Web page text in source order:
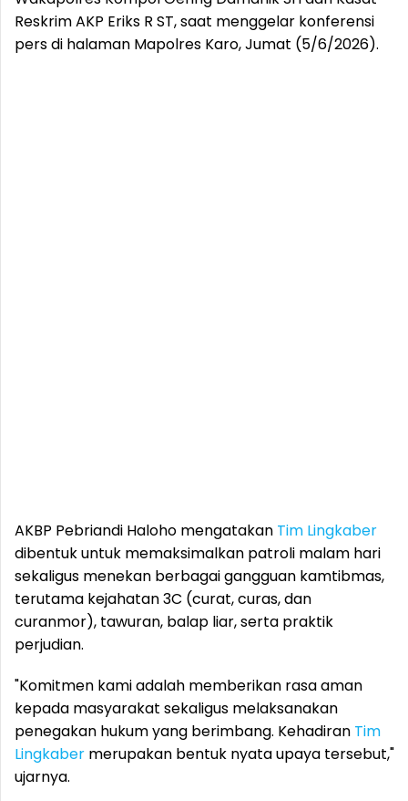
Reskrim AKP Eriks R ST, saat menggelar konferensi
pers di halaman Mapolres Karo, Jumat (5/6/2026).
AKBP Pebriandi Haloho mengatakan Tim Lingkaber
dibentuk untuk memaksimalkan patroli malam hari
sekaligus menekan berbagai gangguan kamtibmas,
terutama kejahatan 3C (curat, curas, dan
curanmor), tawuran, balap liar, serta praktik
perjudian.
"Komitmen kami adalah memberikan rasa aman
kepada masyarakat sekaligus melaksanakan
penegakan hukum yang berimbang. Kehadiran Tim
Lingkaber merupakan bentuk nyata upaya tersebut,"
ujarnya.